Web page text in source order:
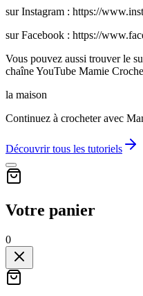
sur Instagram : https://
sur Facebook : https://
Vous pouvez aussi trouver le
chaîne YouTube Mamie
la maison
Continuez à crocheter avec
Découvrir tous les tutoriels
Votre panier
0